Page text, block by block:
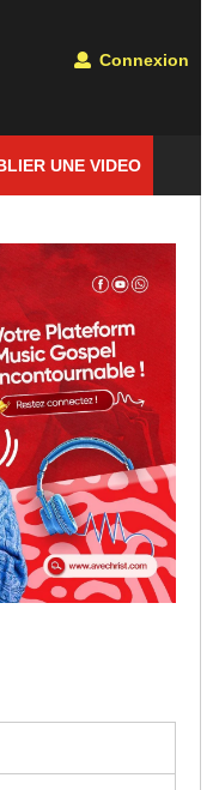
Connexion
UNE VIDEO